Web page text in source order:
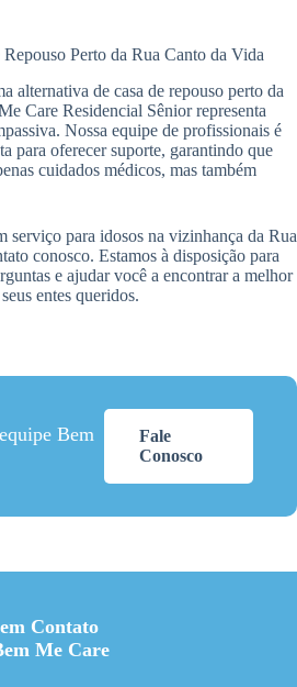
Perto da Rua Canto da Vida
alternativa de casa de repouso perto da
Care Residencial Sênior representa
Nossa equipe de profissionais é
para oferecer suporte, garantindo que
cuidados médicos, mas também
serviço para idosos na vizinhança da Rua
conosco. Estamos à disposição para
e ajudar você a encontrar a melhor
entes queridos.
Bem
Fale
Conosco
Contato
Me Care